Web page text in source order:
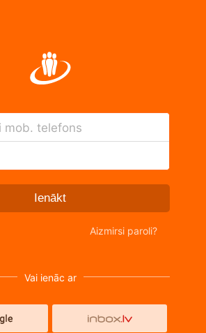
mob. telefons
Ienākt
Aizmirsi paroli?
Vai ienāc ar